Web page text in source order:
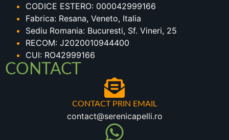
CODICE ESTERO: 000042999166
Fabrica: Resana, Veneto, Italia
Sediu Romania: Bucuresti, Sf. Vineri, 25
RECOM: J2020010944400
CUI: RO42999166
CONTACT
CONTACT PRIN EMAIL
contact@serenicapelli.ro